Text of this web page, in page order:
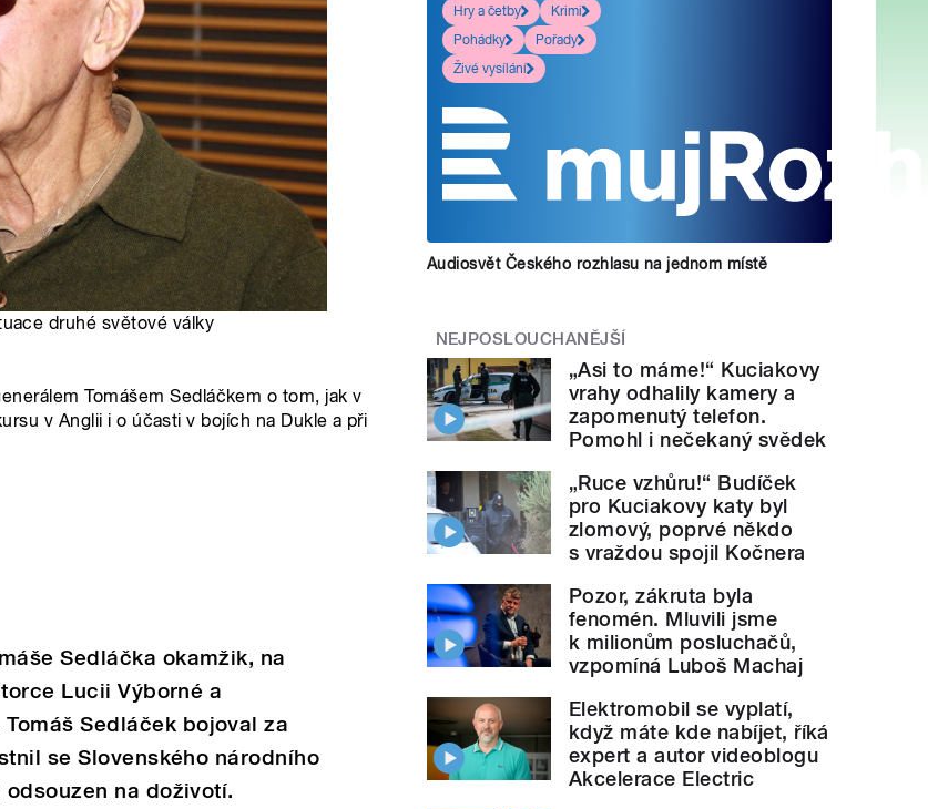
druhé světové války
Tomášem Sedláčkem o tom, jak v
v Anglii i o účasti v bojích na Dukle a při
Sedláčka okamžik, na
Lucii Výborné a
Sedláček bojoval za
se Slovenského národního
na doživotí.
Hry a četby
Krimi
Pohádky
Pořady
Živé vysílání
Audiosvět Českého rozhlasu na jednom místě
NEJPOSLOUCHANĚJŠÍ
„Asi to máme!“ Kuciakovy
vrahy odhalily kamery a
zapomenutý telefon.
Pomohl i nečekaný svědek
„Ruce vzhůru!“ Budíček
pro Kuciakovy katy byl
zlomový, poprvé někdo
s vraždou spojil Kočnera
Pozor, zákruta byla
fenomén. Mluvili jsme
k milionům posluchačů,
vzpomíná Luboš Machaj
Elektromobil se vyplatí,
když máte kde nabíjet, říká
expert a autor videoblogu
Akcelerace Electric